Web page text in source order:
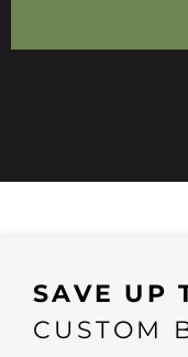
SAVE UP
CUSTOM